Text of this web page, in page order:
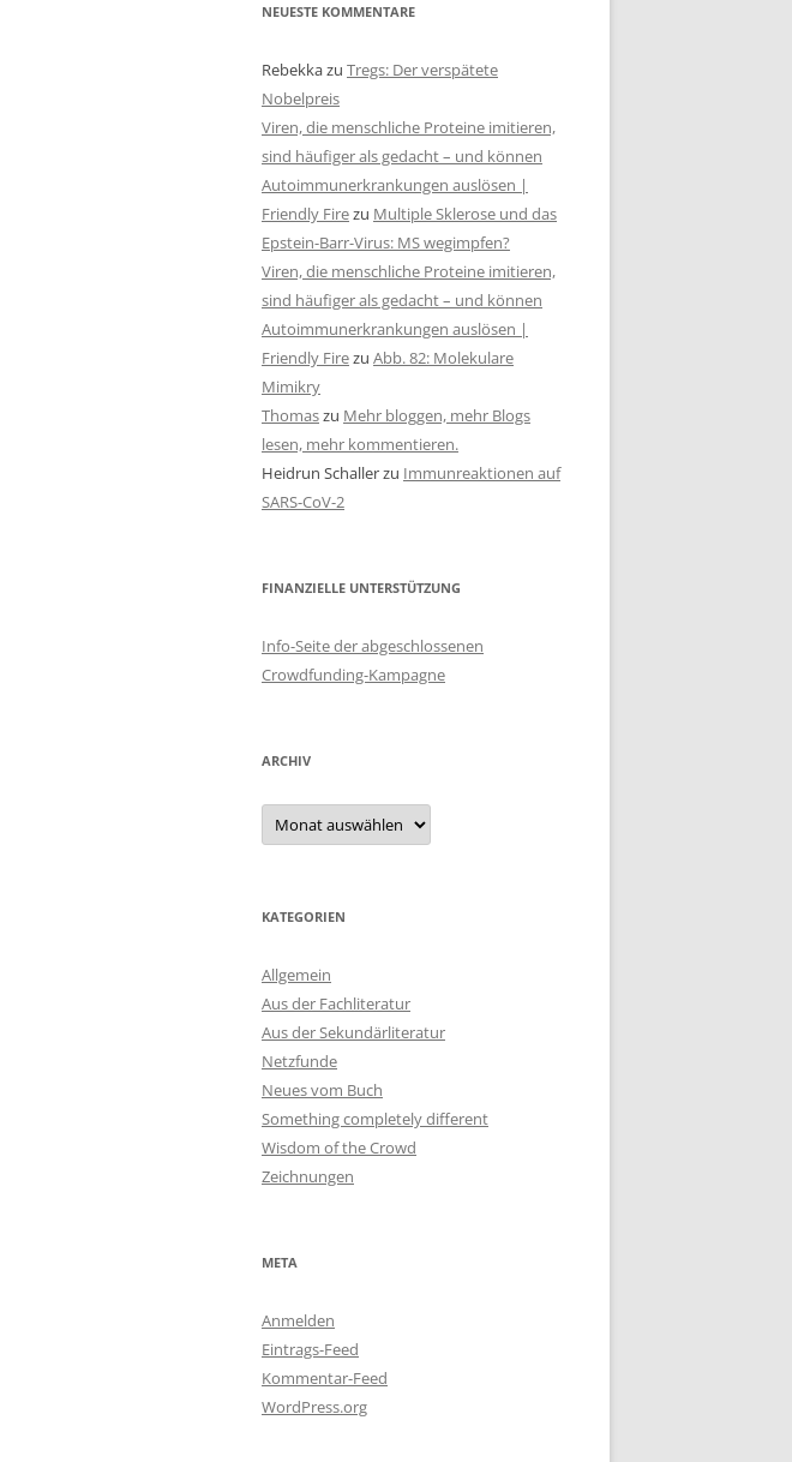
NEUESTE KOMMENTARE
Rebekkazu Tregs: Der verspätete
Nobelpreis
Viren, die menschliche Proteine imitieren,
sind häufiger als gedacht – und können
Autoimmunerkrankungen auslösen |
Friendly Firezu Multiple Sklerose und das
Epstein-Barr-Virus: MS wegimpfen?
Viren, die menschliche Proteine imitieren,
sind häufiger als gedacht – und können
Autoimmunerkrankungen auslösen |
Friendly Firezu Abb. 82: Molekulare
Mimikry
Thomaszu Mehr bloggen, mehr Blogs
lesen, mehr kommentieren.
Heidrun Schallerzu Immunreaktionen auf
SARS-CoV-2
FINANZIELLE UNTERSTÜTZUNG
Info-Seite der abgeschlossenen
Crowdfunding-Kampagne
ARCHIV
Archiv
KATEGORIEN
Allgemein
Aus der Fachliteratur
Aus der Sekundärliteratur
Netzfunde
Neues vom Buch
Something completely different
Wisdom of the Crowd
Zeichnungen
META
Anmelden
Eintrags-Feed
Kommentar-Feed
WordPress.org